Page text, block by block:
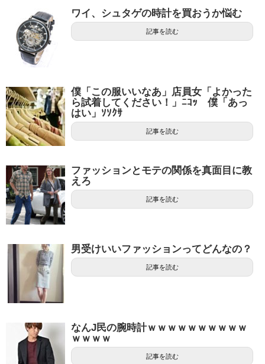
ワイ、シュタゲの時計を買おうか悩む
記事を読む
僕「この服いいなあ」店員女「よかった
ら試着してください！」ﾆｺｯ 僕「あっ
はい」ｿｿｸｻ
記事を読む
ファッションとモテの関係を真面目に教
えろ
記事を読む
男受けいいファッションってどんなの？
記事を読む
なんJ民の腕時計ｗｗｗｗｗｗｗｗｗｗ
ｗｗｗｗ
記事を読む